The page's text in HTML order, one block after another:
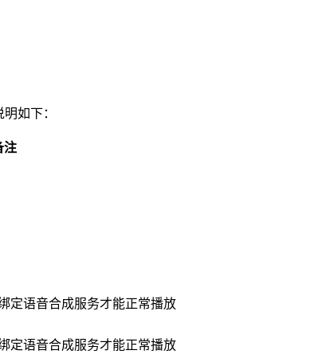
如下：
注
定语音合成服务才能正常播放
定语音合成服务才能正常播放